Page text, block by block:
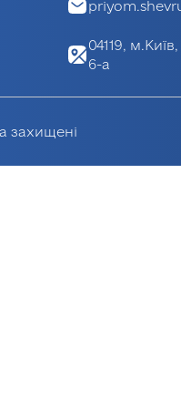
04119,
6-а
захищені